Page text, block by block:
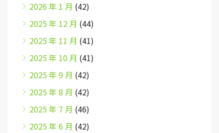
2026 年 1 月 (42)
2025 年 12 月 (44)
2025 年 11 月 (41)
2025 年 10 月 (41)
2025 年 9 月 (42)
2025 年 8 月 (42)
2025 年 7 月 (46)
2025 年 6 月 (42)